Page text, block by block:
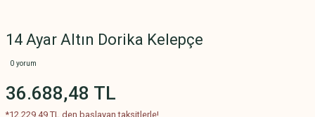
14 Ayar Altın Dorika Kelepçe
0 yorum
36.688,48 TL
*12.229,49 TL den başlayan taksitlerle!